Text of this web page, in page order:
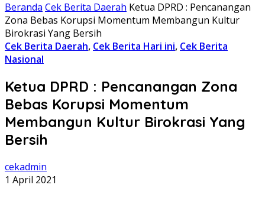
Beranda Cek Berita Daerah Ketua DPRD : Pencanangan
Zona Bebas Korupsi Momentum Membangun Kultur
Birokrasi Yang Bersih
Cek Berita Daerah, Cek Berita Hari ini, Cek Berita
Nasional
Ketua DPRD : Pencanangan Zona
Bebas Korupsi Momentum
Membangun Kultur Birokrasi Yang
Bersih
cekadmin
1 April 2021